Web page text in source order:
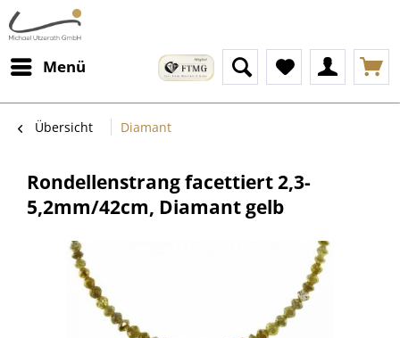
Menü
Übersicht Diamant
Rondellenstrang facettiert 2,3-
5,2mm/42cm, Diamant gelb